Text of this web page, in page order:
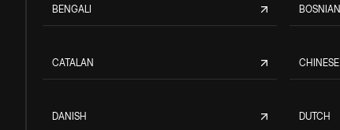
BENGALI BOSNIAN
CATALAN CHINESE
DANISH DUTCH